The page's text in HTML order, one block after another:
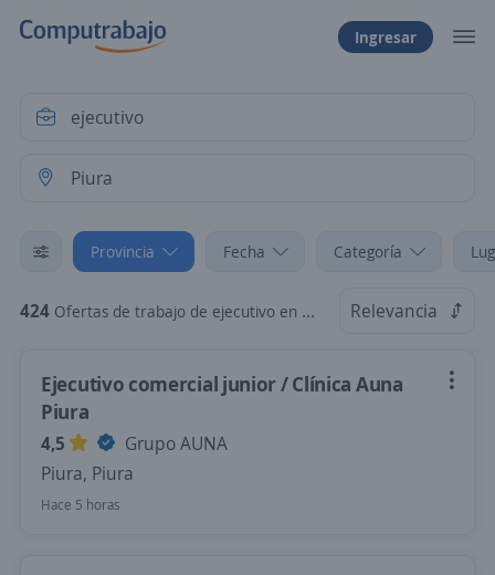
Ingresar
Provincia Fecha Categoría
424 Ofertas de trabajo de ejecutivo en Piura Relevancia
Ejecutivo comercial junior / Clínica Auna
Piura
4,5
Grupo AUNA
Piura, Piura
Hace 5 horas